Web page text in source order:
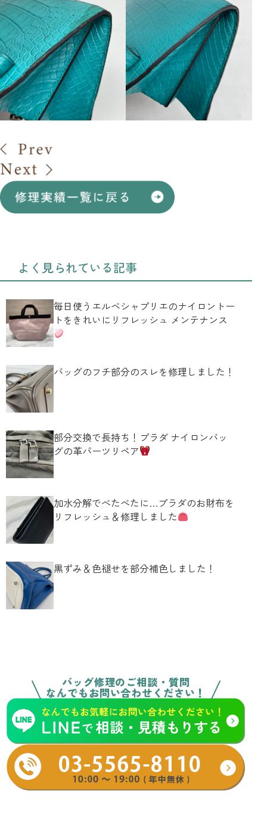
よく見られている記事
毎日使うエルベシャプリエのナイロントー
トをきれいにリフレッシュ メンテナンス
バッグのフチ部分のスレを修理しました！
部分交換で長持ち！プラダ ナイロンバッ
グの革パーツリペア
加水分解でべたべたに…プラダのお財布を
リフレッシュ＆修理しました
黒ずみ＆色褪せを部分補色しました！
バッグ修理のご相談・質問
なんでもお問い合わせください！